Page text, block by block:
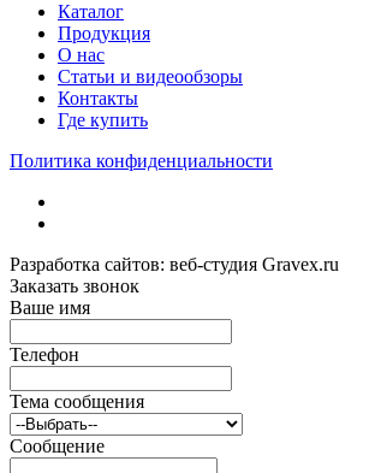
Каталог
Продукция
О нас
Статьи и видеообзоры
Контакты
Где купить
Политика конфиденциальности
Разработка сайтов: веб-студия Gravex.ru
Заказать звонок
Ваше имя
Телефон
Тема сообщения
Сообщение